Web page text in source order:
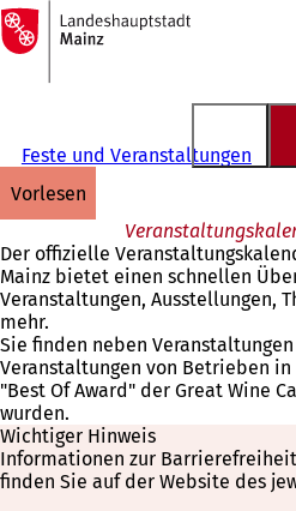
Inhalt anspringen
Zur
Startseite
Feste und Veranstaltungen
vorlesen
Der offizielle
Mainz bietet einen schnellen
Veranstaltungen, Ausstellungen,
mehr.
Sie finden neben
Veranstaltungen von Betrieben
"Best Of Award" der Great Wine
wurden.
Wichtiger Hinweis
Informationen zur
finden Sie auf der Website des